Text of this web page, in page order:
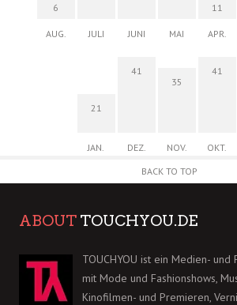
6
AUG. JULI JUNI MAI
11
APR.
21
JAN.
41
DEZ.
35
NOV.
41
OKT.
BACK TO TOP
ABOUT TOUCHYOU.DE
TOUCHYOU ist ein Medien-
mit Mode und Fashionshows,
Kinofilmen- und Premieren,